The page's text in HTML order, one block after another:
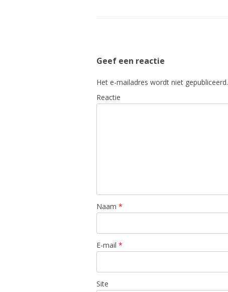
Geef een reactie
Het e-mailadres wordt niet gepubliceerd.
Reactie
Naam *
E-mail *
Site